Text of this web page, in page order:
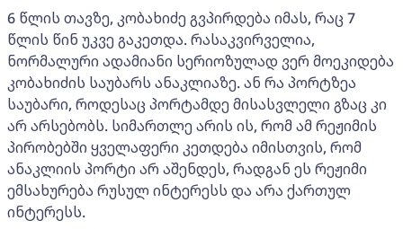
6 წლის თავზე, კობახიძე გვპირდება იმას, რაც 7
წლის წინ უკვე გაკეთდა. რასაკვირველია,
ნორმალური ადამიანი სერიოზულად ვერ მოეკიდება
კობახიძის საუბარს ანაკლიაზე. ან რა პორტზეა
საუბარი, როდესაც პორტამდე მისასვლელი გზაც კი
არ არსებობს. სიმართლე არის ის, რომ ამ რეჟიმის
პირობებში ყველაფერი კეთდება იმისთვის, რომ
ანაკლიის პორტი არ აშენდეს, რადგან ეს რეჟიმი
ემსახურება რუსულ ინტერესს და არა ქართულ
ინტერესს.